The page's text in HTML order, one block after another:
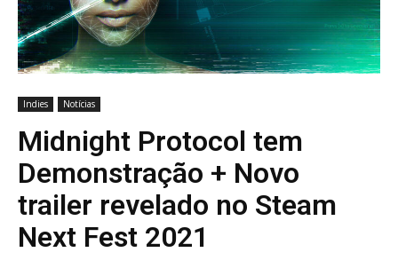
Indies Notícias
Midnight Protocol tem
Demonstração + Novo
trailer revelado no Steam
Next Fest 2021